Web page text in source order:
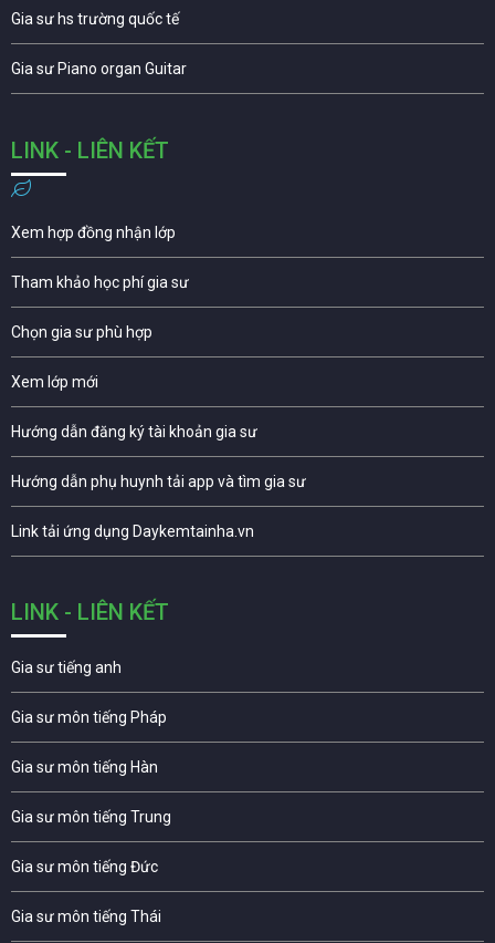
Gia sư hs trường quốc tế
Gia sư Piano organ Guitar
LINK - LIÊN KẾT
Xem hợp đồng nhận lớp
Tham khảo học phí gia sư
Chọn gia sư phù hợp
Xem lớp mới
Hướng dẫn đăng ký tài khoản gia sư
Hướng dẫn phụ huynh tải app và tìm gia sư
Link tải ứng dụng Daykemtainha.vn
LINK - LIÊN KẾT
Gia sư tiếng anh
Gia sư môn tiếng Pháp
Gia sư môn tiếng Hàn
Gia sư môn tiếng Trung
Gia sư môn tiếng Đức
Gia sư môn tiếng Thái